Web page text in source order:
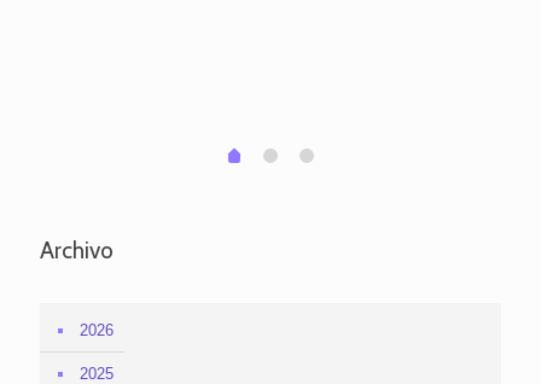
0 1 2
Archivo
2026
2025